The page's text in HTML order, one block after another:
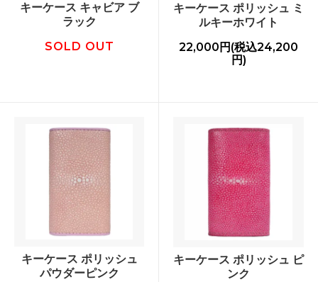
キーケース キャビア ブ
ラック
SOLD OUT
キーケース ポリッシュ ミ
ルキーホワイト
22,000円(税込24,200
円)
キーケース ポリッシュ
パウダーピンク
キーケース ポリッシュ ピ
ンク